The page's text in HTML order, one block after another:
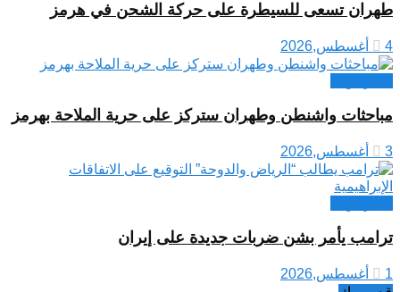
طهران تسعى للسيطرة على حركة الشحن في هرمز
4 أغسطس,2026
مباحثات واشنطن وطهران ستركز على حرية الملاحة بهرمز
3 أغسطس,2026
ترامب يأمر بشن ضربات جديدة على إيران
1 أغسطس,2026